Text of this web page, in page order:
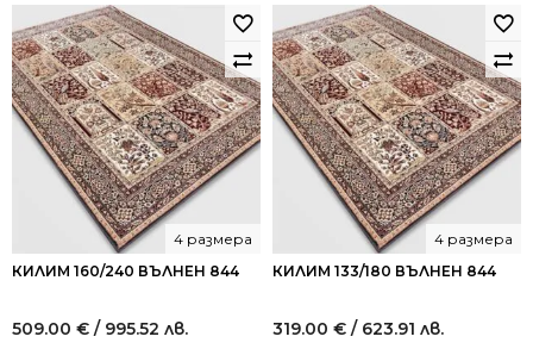
КИЛИМ 160/240 ВЪЛНЕН 844
4 размера
509.00 € / 995.52 лв.
КИЛИМ 133/180 ВЪЛНЕН 844
4 размера
319.00 € / 623.91 лв.